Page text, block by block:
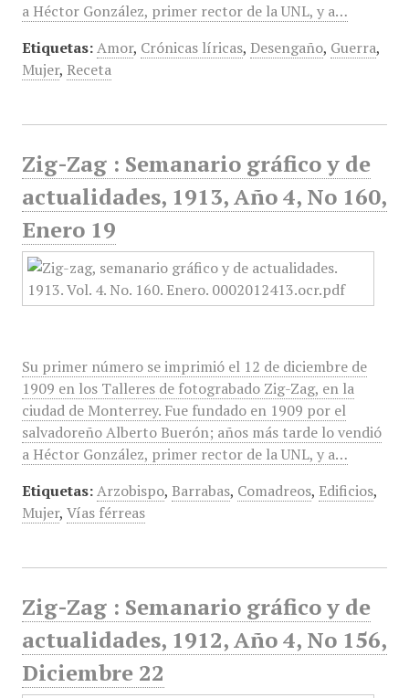
a Héctor González, primer rector de la UNL, y a…
Etiquetas: Amor, Crónicas líricas, Desengaño, Guerra,
Mujer, Receta
Zig-Zag : Semanario gráfico y de
actualidades, 1913, Año 4, No 160,
Enero 19
Su primer número se imprimió el 12 de diciembre de
1909 en los Talleres de fotograbado Zig-Zag, en la
ciudad de Monterrey. Fue fundado en 1909 por el
salvadoreño Alberto Buerón; años más tarde lo vendió
a Héctor González, primer rector de la UNL, y a…
Etiquetas: Arzobispo, Barrabas, Comadreos, Edificios,
Mujer, Vías férreas
Zig-Zag : Semanario gráfico y de
actualidades, 1912, Año 4, No 156,
Diciembre 22